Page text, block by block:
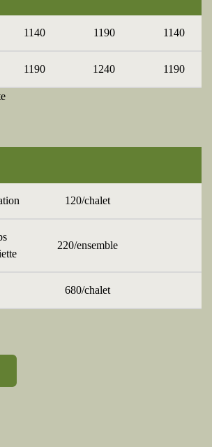
1140 1190 1140
1190 1240 1190
120/chalet
220/ensemble
680/chalet